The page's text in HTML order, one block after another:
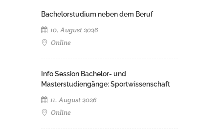
Bachelorstudium neben dem Beruf
10. August 2026
Online
Info Session Bachelor- und
Masterstudiengänge: Sportwissenschaft
11. August 2026
Online